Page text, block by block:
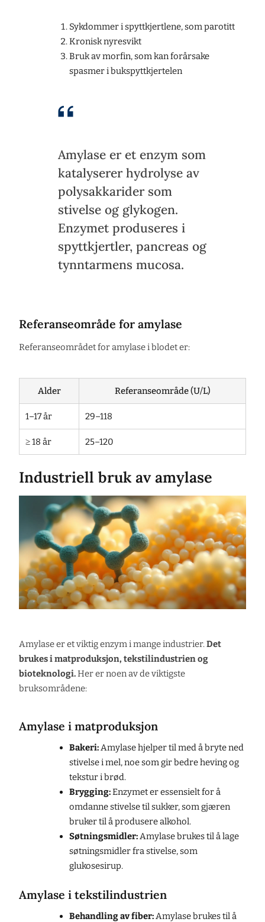
Sykdommer i spyttkjertlene, som parotitt
Kronisk nyresvikt
Bruk av morfin, som kan forårsake
spasmer i bukspyttkjertelen
Amylase er et enzym som
katalyserer hydrolyse av
polysakkarider som
stivelse og glykogen.
Enzymet produseres i
spyttkjertler, pancreas og
tynntarmens mucosa.
Referanseområde for amylase
Referanseområdet for amylase i blodet er:
Alder Referanseområde (U/L)
1–17 år 29–118
≥ 18 år 25–120
Industriell bruk av amylase
Amylase er et viktig enzym i mange industrier. Det
brukes i matproduksjon, tekstilindustrien og
bioteknologi. Her er noen av de viktigste
bruksområdene:
Amylase i matproduksjon
Bakeri:Amylase hjelper til med å bryte ned
stivelse i mel, noe som gir bedre heving og
tekstur i brød.
Brygging:Enzymet er essensielt for å
omdanne stivelse til sukker, som gjæren
bruker til å produsere alkohol.
Søtningsmidler:Amylase brukes til å lage
søtningsmidler fra stivelse, som
glukosesirup.
Amylase i tekstilindustrien
Behandling av fiber:Amylase brukes til å